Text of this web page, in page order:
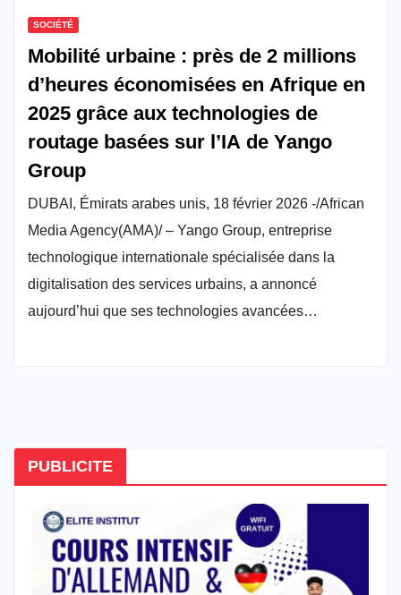
SOCIÉTÉ
Mobilité urbaine : près de 2 millions
d’heures économisées en Afrique en
2025 grâce aux technologies de
routage basées sur l’IA de Yango
Group
DUBAI, Émirats arabes unis, 18 février 2026 -/African
Media Agency(AMA)/ – Yango Group, entreprise
technologique internationale spécialisée dans la
digitalisation des services urbains, a annoncé
aujourd’hui que ses technologies avancées…
PUBLICITE